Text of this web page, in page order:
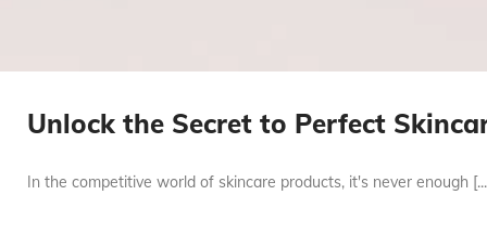
Unlock the Secret to Perfect
In the competitive world of skincare products, it's never enough